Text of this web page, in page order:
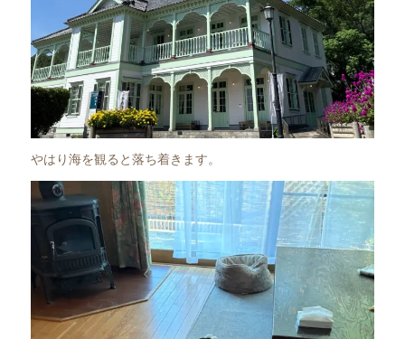
やはり海を観ると落ち着きます。